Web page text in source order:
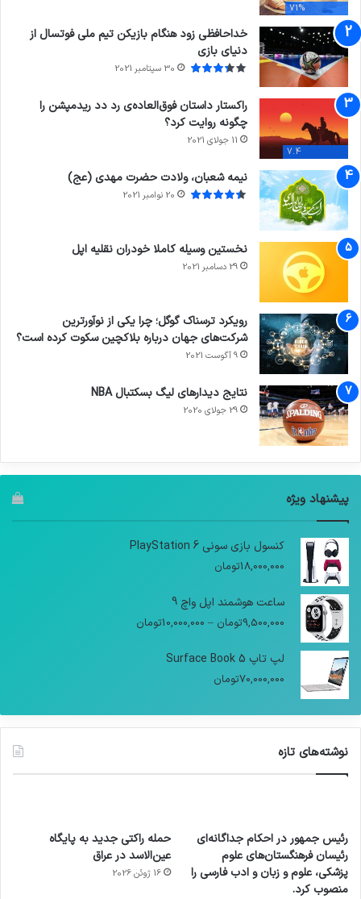
71%
خداحافظی زود هنگام بازیکن تیم ملی فوتسال از
دنیای بازی
30 سپتامبر 2021
7.4
راکستار داستان فوق‌العاده‌ی رد دد ریدمپشن را
چگونه روایت کرد؟
11 جولای 2021
نیمه شعبان، ولادت حضرت مهدی (عج)
20 نوامبر 2021
نخستین وسیله کاملا خودران نقلیه اپل
29 دسامبر 2021
رویکرد ترسناک گوگل؛ چرا یکی از نوآورترین
شرکت‌های جهان درباره بلاکچین سکوت کرده است؟
9 آگوست 2021
نتایج دیدار‌های لیگ بسکتبال NBA
29 جولای 2020
پیشنهاد ویژه
کنسول بازی سونی PlayStation 6
18,000,000تومان
ساعت هوشمند اپل واچ 9
9,500,000تومان –
10,000,000تومان
لپ تاپ Surface Book 5
70,000,000تومان
نوشته‌های تازه
رئیس جمهور در احکام جداگانه‌ای
رئیسان فرهنگستان‌های علوم
پزشکی، علوم و زبان و ادب فارسی را
منصوب کرد.
حمله راکتی جدید به پایگاه
عین‌الاسد در عراق
16 ژوئن 2026